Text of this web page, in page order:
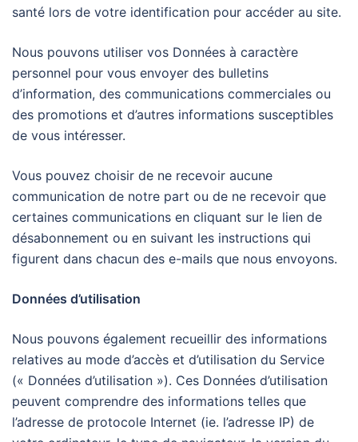
santé lors de votre identification pour accéder au site.
Nous pouvons utiliser vos Données à caractère
personnel pour vous envoyer des bulletins
d’information, des communications commerciales ou
des promotions et d’autres informations susceptibles
de vous intéresser.
Vous pouvez choisir de ne recevoir aucune
communication de notre part ou de ne recevoir que
certaines communications en cliquant sur le lien de
désabonnement ou en suivant les instructions qui
figurent dans chacun des e-mails que nous envoyons.
Données d’utilisation
Nous pouvons également recueillir des informations
relatives au mode d’accès et d’utilisation du Service
(« Données d’utilisation »). Ces Données d’utilisation
peuvent comprendre des informations telles que
l’adresse de protocole Internet (ie. l’adresse IP) de